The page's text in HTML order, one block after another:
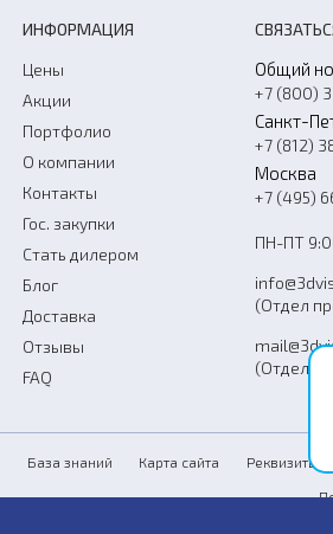
ИНФОРМАЦИЯ
Цены
Акции
Портфолио
О компании
Контакты
Гос. закупки
Стать дилером
Блог
Доставка
Отзывы
FAQ
Общий
+7 (800)
Санкт-
+7 (812)
Москва
+7 (495)
ПН-ПТ
(Отдел
(Отдел
База знаний Карта сайта Реквизиты